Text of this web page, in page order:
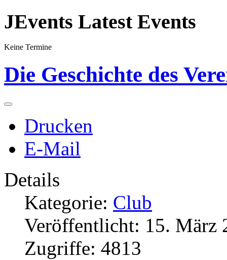
JEvents Latest Events
Keine Termine
Die Geschichte des
Drucken
E-Mail
Details
Kategorie: Club
Veröffentlicht: 15. März
Zugriffe: 4813